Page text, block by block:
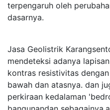
terpengaruh oleh
dasarnya.
Jasa Geolistrik
mendeteksi adanya
kontras resistivitas
bawah dan atasnya. dan
perkiraan kedalaman